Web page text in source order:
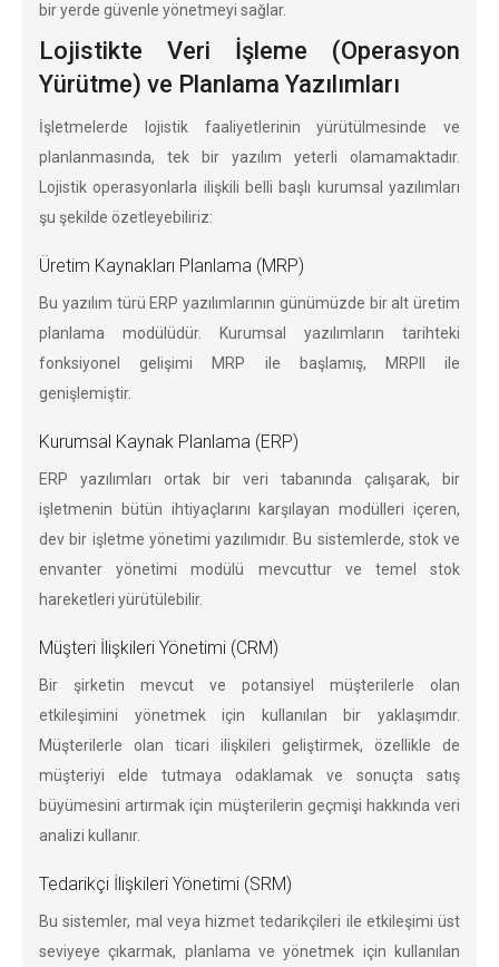
bir yerde güvenle yönetmeyi sağlar.
Lojistikte Veri İşleme (Operasyon
Yürütme) ve Planlama Yazılımları
İşletmelerde lojistik faaliyetlerinin yürütülmesinde ve
planlanmasında, tek bir yazılım yeterli olamamaktadır.
Lojistik operasyonlarla ilişkili belli başlı kurumsal yazılımları
şu şekilde özetleyebiliriz:
Üretim Kaynakları Planlama (MRP)
Bu yazılım türü ERP yazılımlarının günümüzde bir alt üretim
planlama modülüdür. Kurumsal yazılımların tarihteki
fonksiyonel gelişimi MRP ile başlamış, MRPII ile
genişlemiştir.
Kurumsal Kaynak Planlama (ERP)
ERP yazılımları ortak bir veri tabanında çalışarak, bir
işletmenin bütün ihtiyaçlarını karşılayan modülleri içeren,
dev bir işletme yönetimi yazılımıdır. Bu sistemlerde, stok ve
envanter yönetimi modülü mevcuttur ve temel stok
hareketleri yürütülebilir.
Müşteri İlişkileri Yönetimi (CRM)
Bir şirketin mevcut ve potansiyel müşterilerle olan
etkileşimini yönetmek için kullanılan bir yaklaşımdır.
Müşterilerle olan ticari ilişkileri geliştirmek, özellikle de
müşteriyi elde tutmaya odaklamak ve sonuçta satış
büyümesini artırmak için müşterilerin geçmişi hakkında veri
analizi kullanır.
Tedarikçi İlişkileri Yönetimi (SRM)
Bu sistemler, mal veya hizmet tedarikçileri ile etkileşimi üst
seviyeye çıkarmak, planlama ve yönetmek için kullanılan